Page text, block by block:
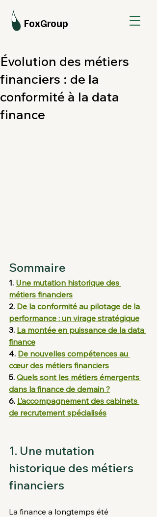
FoxGroup
Évolution des métiers
financiers : de la
conformité à la data
finance
Sommaire
1. Une mutation historique des
métiers financiers
2. De la conformité au pilotage de la
performance : un virage stratégique
3. La montée en puissance de la data
finance
4. De nouvelles compétences au
cœur des métiers financiers
5. Quels sont les métiers émergents
dans la finance de demain ?
6. L’accompagnement des cabinets
de recrutement spécialisés
1. Une mutation
historique des métiers
financiers
La finance a longtemps été